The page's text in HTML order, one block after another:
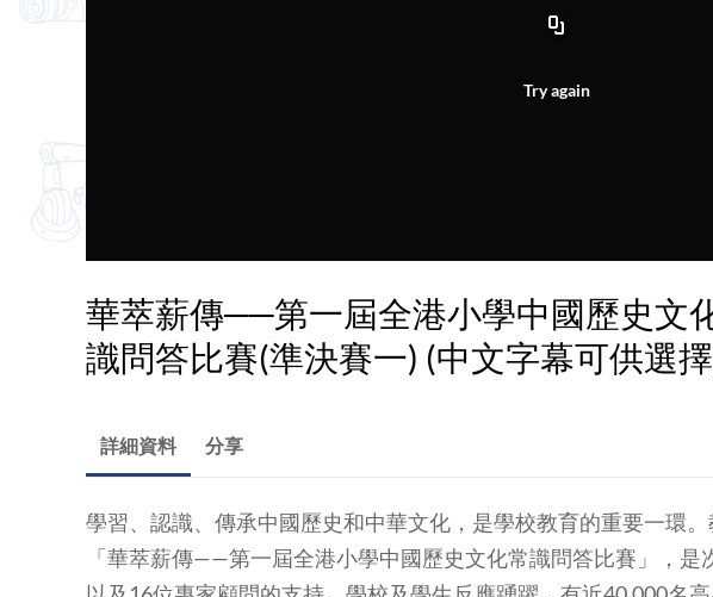
Try again
華萃薪傳──第一屆全港小學中國歷史文
識問答比賽(準決賽一) (中文字幕可供選
詳細資料 分享
學習、認識、傳承中國歷史和中華文化，是學校教育的重要一環
「華萃薪傳——第一屆全港小學中國歷史文化常識問答比賽」，是